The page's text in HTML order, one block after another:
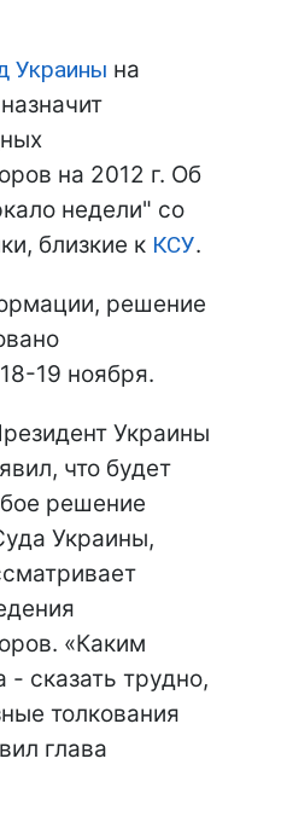
Украины на
на 2012 г. Об
недели" со
близкие к КСУ.
решение
19 ноября.
Украины
что будет
решение
Украины,
«Каким
сказать трудно,
толкования
глава